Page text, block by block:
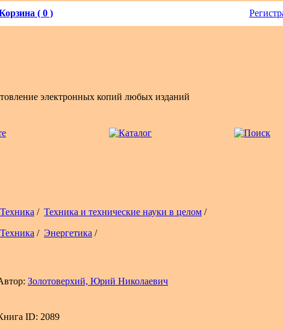
( 0 )
электронных копий любых изданий
Техника / Техника и технические науки в целом /
Техника / Энергетика /
Золотоверхий, Юрий Николаевич
ID: 2089